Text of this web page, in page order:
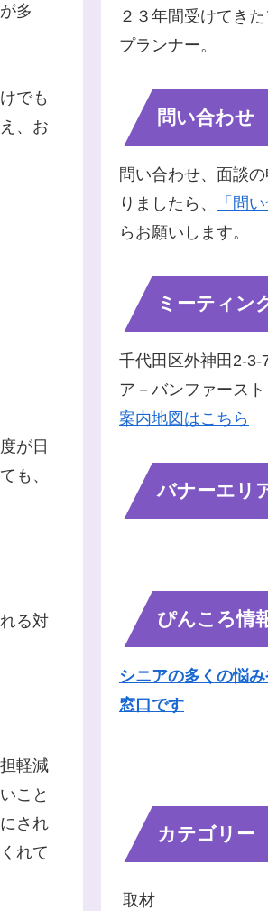
多
でも
、お
が日
も、
る対
軽減
こと
され
れて
２３年間受けてき
プランナー。
問い合わせ
問い合わせ、面談
りましたら、
「問
らお願いします。
ミーティン
千代田区外神田2-3-
ア－バンファース
案内地図はこちら
バナーエリ
ぴんころ情
シニアの多くの悩
窓口です
カテゴリー
取材